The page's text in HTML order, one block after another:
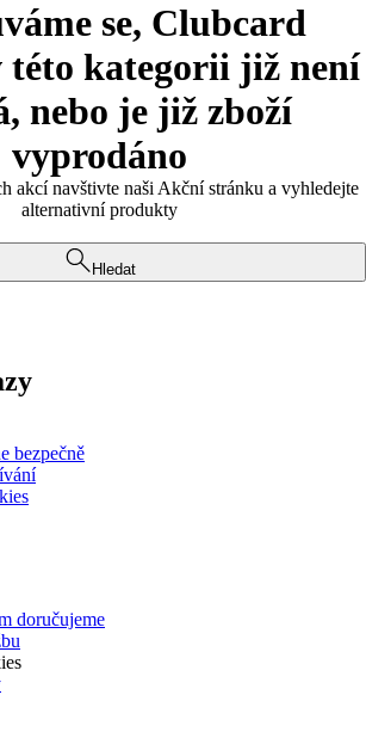
se, Clubcard
kategorii již není
nebo je již zboží
vyprodáno
akcí navštivte naši Akční stránku a vyhledejte
alternativní produkty
Hledat
bezpečně
doručujeme